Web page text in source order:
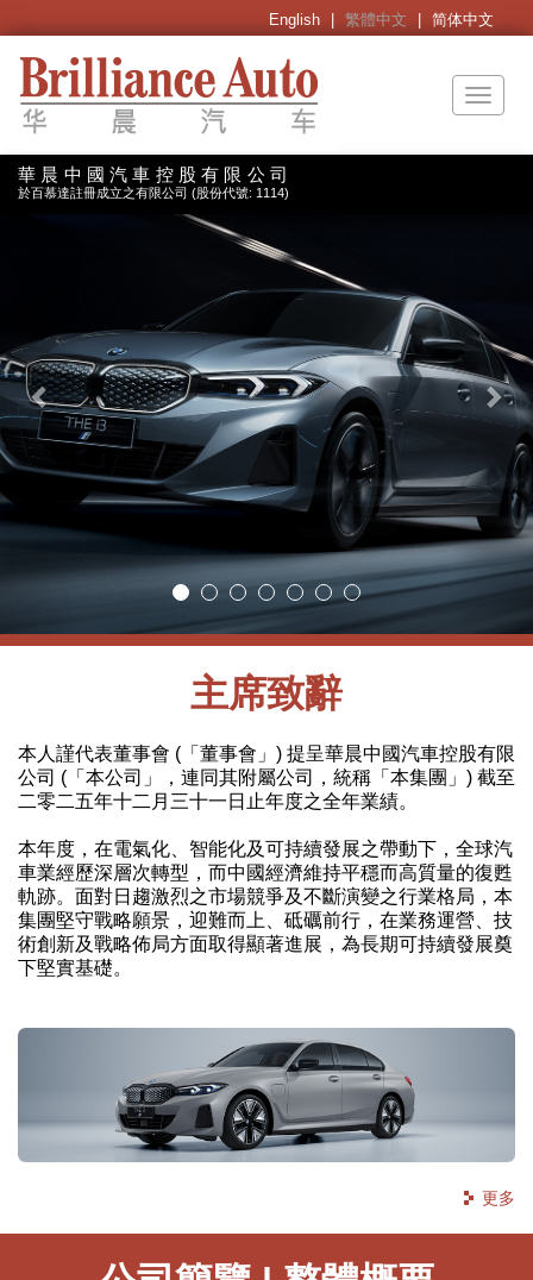
English 繁體中文 简体中文
Toggle
華晨中國汽車控股有限公司
於百慕達註冊成立之有限公司 (股份代號: 1114)
Previous
主席致辭
本人謹代表董事會 (「董事會」) 提呈華晨中國汽車控股有限
公司 (「本公司」，連同其附屬公司，統稱「本集團」) 截至
二零二五年十二月三十一日止年度之全年業績。
本年度，在電氣化、智能化及可持續發展之帶動下，全球汽
車業經歷深層次轉型，而中國經濟維持平穩而高質量的復甦
軌跡。面對日趨激烈之市場競爭及不斷演變之行業格局，本
集團堅守戰略願景，迎難而上、砥礪前行，在業務運營、技
術創新及戰略佈局方面取得顯著進展，為長期可持續發展奠
下堅實基礎。
更多